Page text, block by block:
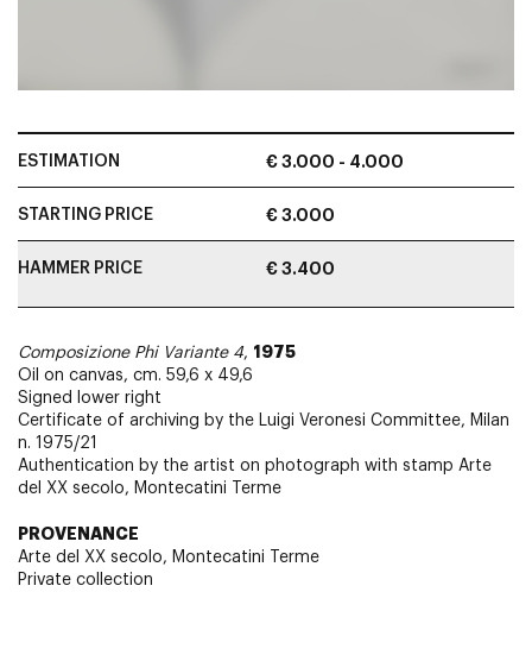
ESTIMATION € 3.000 - 4.000
STARTING PRICE € 3.000
HAMMER PRICE € 3.400
Composizione Phi Variante 4, 1975
Oil on canvas, cm. 59,6 x 49,6
Signed lower right
Certificate of archiving by the Luigi Veronesi Committee, Milan
n. 1975/21
Authentication by the artist on photograph with stamp Arte
del XX secolo, Montecatini Terme
PROVENANCE
Arte del XX secolo, Montecatini Terme
Private collection